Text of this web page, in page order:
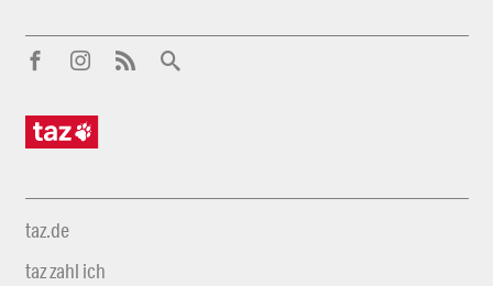
taz.de
taz zahl ich